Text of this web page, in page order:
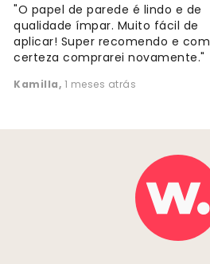
"O papel de parede é lindo e de
qualidade ímpar. Muito fácil de
aplicar! Super recomendo e com
certeza comprarei novamente."
Kamilla, 1 meses atrás